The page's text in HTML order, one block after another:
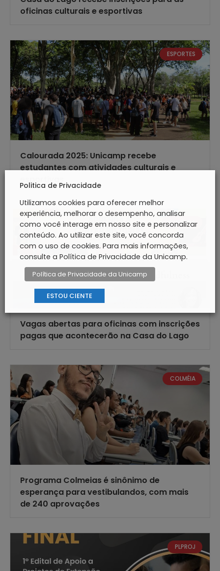
oficinas culturais e esportivas
ESPORTES
Calourada 2025: Unicamp recebe
estudantes com atividades culturais e
CULTURA
Vagas abertas para oficinas com inscrições
pagas que acontecerão na Casa do Lago
COLMÉIA
Programa Colmeias é sinônimo de
esperança para vestibulandos, com mais
de 240 aprovações
PLPROJ
Politica de Privacidade
Utilizamos cookies para oferecer melhor
experiência, melhorar o desempenho, analisar
como você interage em nosso site e personalizar
conteúdo. Ao utilizar este site, você concorda
com o uso de cookies. Para mais informações,
consulte a Política de Privacidade da Unicamp.
Política de Privacidade da Unicamp
ESTOU CIENTE